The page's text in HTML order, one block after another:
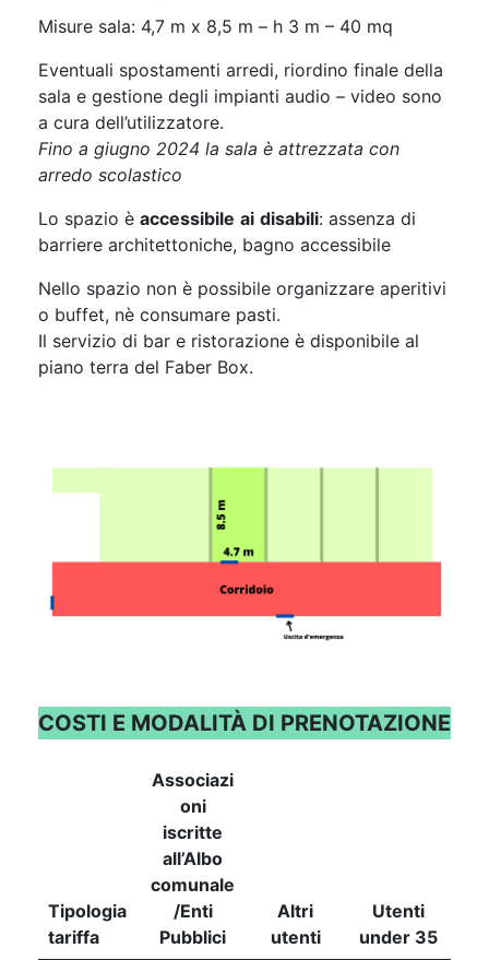
Misure sala: 4,7 m x 8,5 m – h 3 m – 40 mq
Eventuali spostamenti arredi, riordino finale della
sala e gestione degli impianti audio – video sono
a cura dell’utilizzatore.
Fino a giugno 2024 la sala è attrezzata con
arredo scolastico
Lo spazio è accessibile ai disabili: assenza di
barriere architettoniche, bagno accessibile
Nello spazio non è possibile organizzare aperitivi
o buffet, nè consumare pasti.
Il servizio di bar e ristorazione è disponibile al
piano terra del Faber Box.
COSTI E MODALITÀ DI PRENOTAZIONE
Tipologia
tariffa
Associazi
oni
iscritte
all’Albo
comunale
/Enti
Pubblici
Altri
utenti
Utenti
under 35